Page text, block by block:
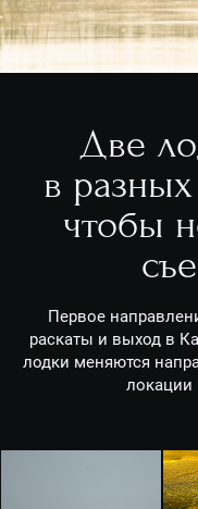
Две
в
чтобы
Первое
раскаты и выход в
лодки меняются
локации